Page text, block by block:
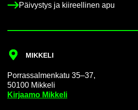
Päi­vys­tys ja kii­reel­li­nen apu
MIK­KE­LI
Por­ras­sal­men­ka­tu 35–37,
50100 Mik­ke­li
Kir­jaa­mo Mik­ke­li